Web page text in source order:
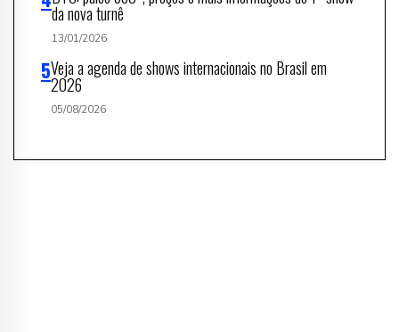
da nova turnê
13/01/2026
Veja a agenda de shows internacionais no Brasil em
2026
05/08/2026